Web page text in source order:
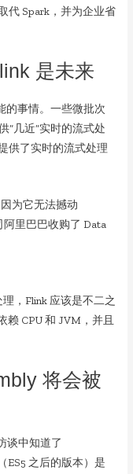
代 Spark，并为企业省
是未来
的事情。一些微批次
“几近”实时的流式处
供了实时的流式处理
为它无法撼动
阿里巴巴收购了 Data
，Flink 应该是不二之
赖 CPU 和 JVM，并且
将会被
谈中知道了
ES5 之后的版本）是